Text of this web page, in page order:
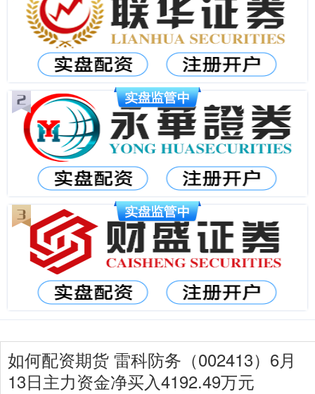
如何配资期货 雷科防务（002413）6月
13日主力资金净买入4192.49万元